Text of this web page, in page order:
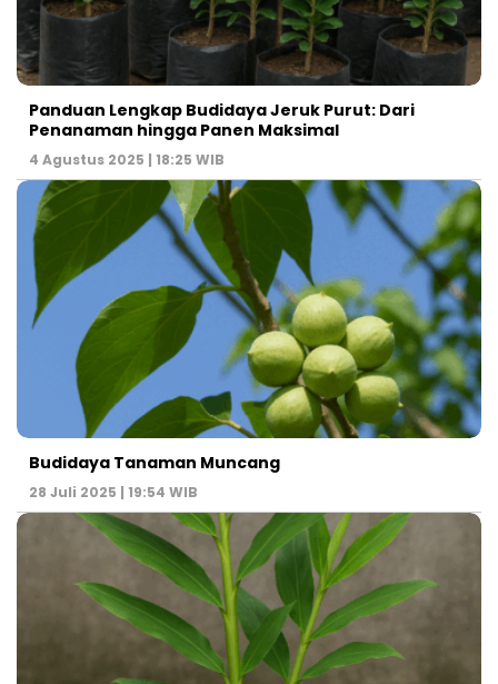
Panduan Lengkap Budidaya Jeruk Purut: Dari
Penanaman hingga Panen Maksimal
4 Agustus 2025 | 18:25 WIB
Budidaya Tanaman Muncang
28 Juli 2025 | 19:54 WIB